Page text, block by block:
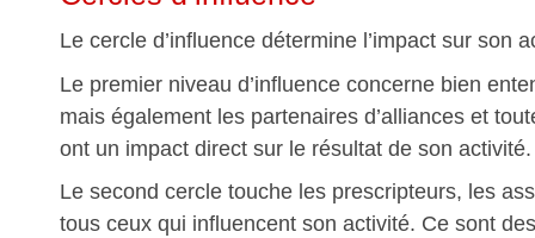
Le cercle d’influence détermine l’impact sur son
Le premier niveau d’influence concerne bien
mais également les partenaires d’alliances et
ont un impact direct sur le résultat de son activité.
Le second cercle touche les prescripteurs, les
tous ceux qui influencent son activité. Ce sont